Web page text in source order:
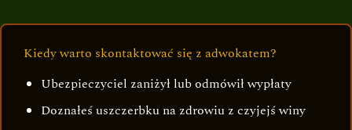
Kiedy warto skontaktować się z adwokatem?
Ubezpieczyciel zaniżył lub odmówił wypłaty
Doznałeś uszczerbku na zdrowiu z czyjejś winy